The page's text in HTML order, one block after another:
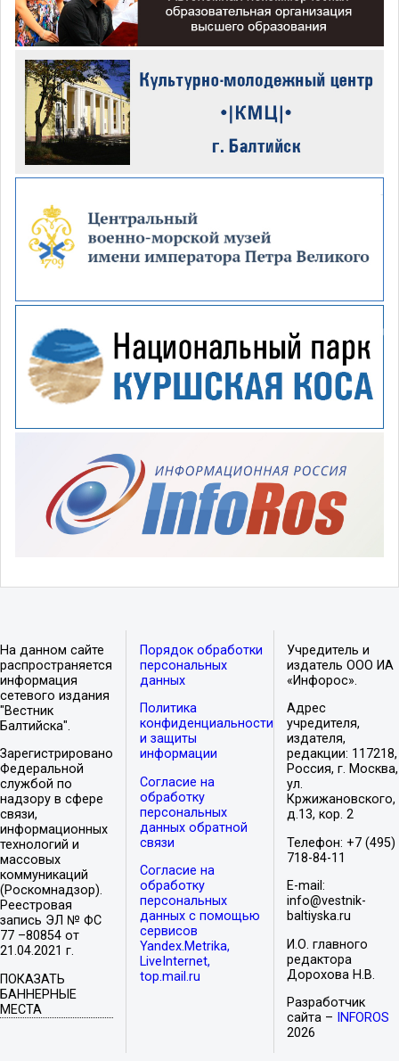
На данном сайте
распространяется
информация
сетевого издания
"Вестник
Балтийска".
Зарегистрировано
Федеральной
службой по
надзору в сфере
связи,
информационных
технологий и
массовых
коммуникаций
(Роскомнадзор).
Реестровая
запись ЭЛ № ФС
77 –80854 от
21.04.2021 г.
ПОКАЗАТЬ
БАННЕРНЫЕ
МЕСТА
Порядок обработки
персональных
данных
Политика
конфиденциальности
и защиты
информации
Согласие на
обработку
персональных
данных обратной
связи
Согласие на
обработку
персональных
данных с помощью
сервисов
Yandex.Metrika,
LiveInternet,
top.mail.ru
Учредитель и
издатель ООО ИА
«Инфорос».
Адрес
учредителя,
издателя,
редакции: 117218,
Россия, г. Москва,
ул.
Кржижановского,
д.13, кор. 2
Телефон: +7 (495)
718-84-11
E-mail:
info@vestnik-
baltiyska.ru
И.О. главного
редактора
Дорохова Н.В.
Разработчик
сайта –
INFOROS
2026